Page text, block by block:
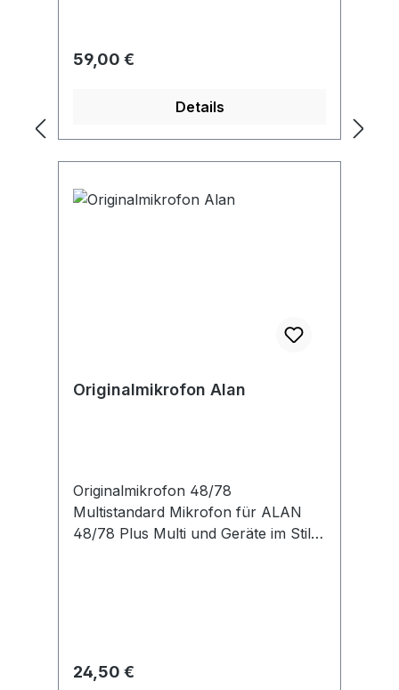
12,5Kabel 4m
Regulärer Preis:
59,00 €
Details
Originalmikrofon Alan
Originalmikrofon 48/78
Multistandard Mikrofon für ALAN
48/78 Plus Multi und Geräte im Stil
Regulärer Preis:
24,50 €